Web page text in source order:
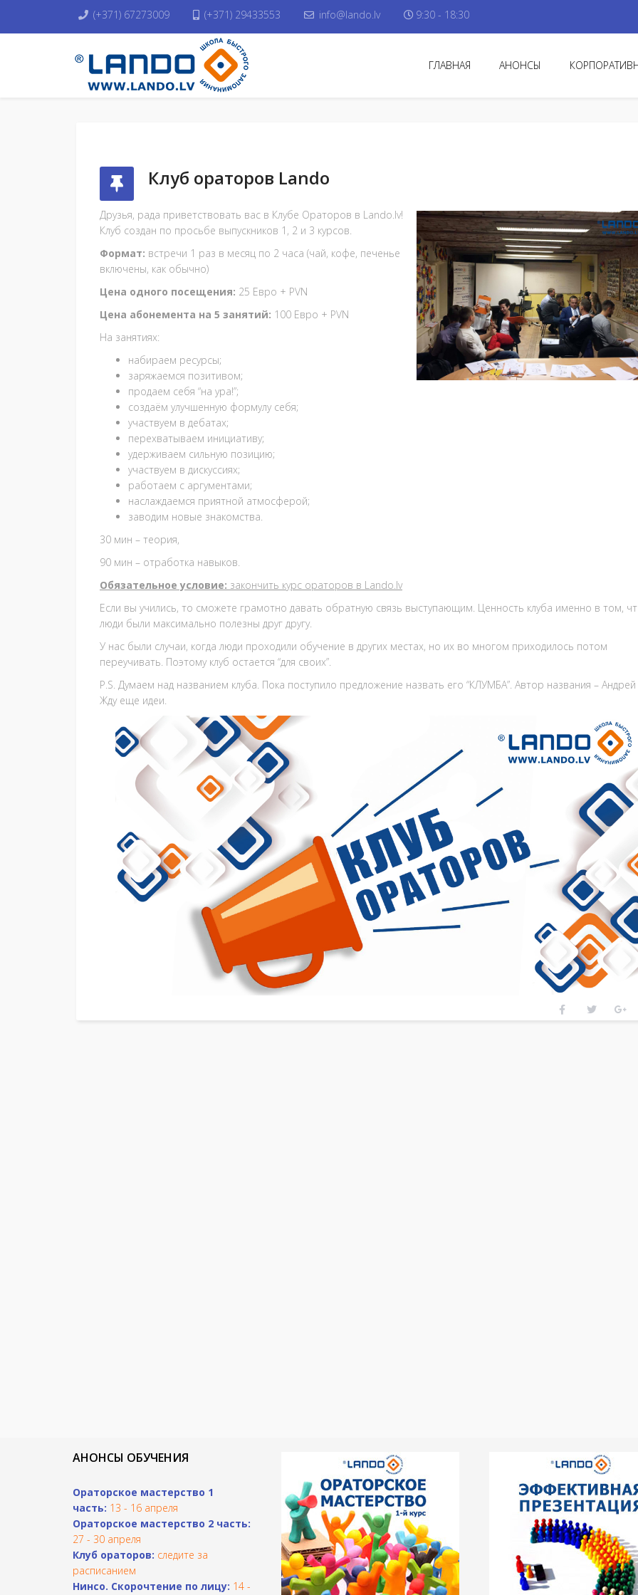
(+371) 67273009 (+371) 29433553 info@lando.lv 9:30 - 18:30
ГЛАВНАЯ АНОНСЫ
Клуб ораторов Lando
Друзья, рада приветствовать вас в Клубе Ораторов в Lando.lv!
Клуб создан по просьбе выпускников 1, 2 и 3 курсов.
Формат: встречи 1 раз в месяц по 2 часа (чай, кофе, печенье
включены, как обычно)
Цена одного посещения: 25 Eвро + PVN
Цена абонемента на 5 занятий: 100 Eвро + PVN
На занятиях:
набираем ресурсы;
заряжаемся позитивом;
продаем себя “на ура!”;
создаём улучшенную формулу себя;
участвуем в дебатах;
перехватываем инициативу;
удерживаем сильную позицию;
участвуем в дискуссиях;
работаем с аргументами;
наслаждаемся приятной атмосферой;
заводим новые знакомства.
30 мин – теория,
90 мин – отработка навыков.
Обязательное условие: закончить курс ораторов в Lando.lv
Если вы учились, то сможете грамотно давать обратную связь выступающим. Ценность клуба именно в том,
люди были максимально полезны друг другу.
У нас были случаи, когда люди проходили обучение в других местах, но их во многом приходилось потом
переучивать. Поэтому клуб остается “для своих”.
P.S. Думаем над названием клуба. Пока поступило предложение назвать его “КЛУМБА”. Автор названия – Андрей
Жду еще идеи.
АНОНСЫ ОБУЧЕНИЯ
Ораторское мастерство 1
часть: 13 - 16 апреля
Ораторское мастерство 2 часть:
27 - 30 апреля
Клуб ораторов: следите за
расписанием
Нинсо. Скорочтение по лицу: 14 -